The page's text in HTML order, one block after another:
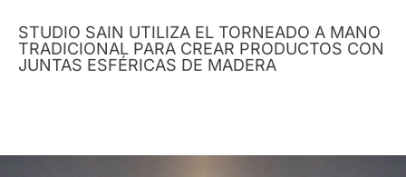
STUDIO SAIN UTILIZA EL TORNEADO A MANO
TRADICIONAL PARA CREAR PRODUCTOS CON
JUNTAS ESFÉRICAS DE MADERA